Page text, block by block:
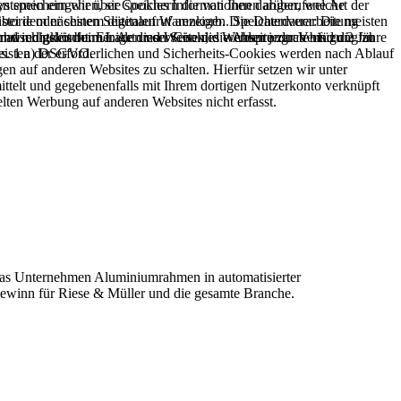
eingehen, sie speichern die von Ihnen abgerufene Art der
oder seinem digitalen Warenkorb. Die Datenverarbeitung
rechtskonformer Art und Weise die Webseite zur Verfügung zu
der erforderlichen und Sicherheits-Cookies werden nach Ablauf
speichern wir über Cookies Informationen darüber, welche
dem nächsten Seitenaufruf anzeigen. Speicherdauer: Die meisten
gelöscht. Einige dieser Cookies werden jedoch bis zu 2 Jahre
1 a) DSGVO.
beim Laden von Seiten, die Absprungrate und die für
auf anderen Websites zu schalten. Hierfür setzen wir unter
und gegebenenfalls mit Ihrem dortigen Nutzerkonto verknüpft
Werbung auf anderen Websites nicht erfasst.
Unternehmen Aluminiumrahmen in automatisierter
für Riese & Müller und die gesamte Branche.